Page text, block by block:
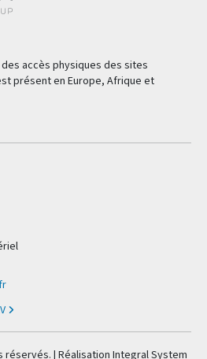
accès physiques des sites
présent en Europe, Afrique et
réservés. | Réalisation Integral System